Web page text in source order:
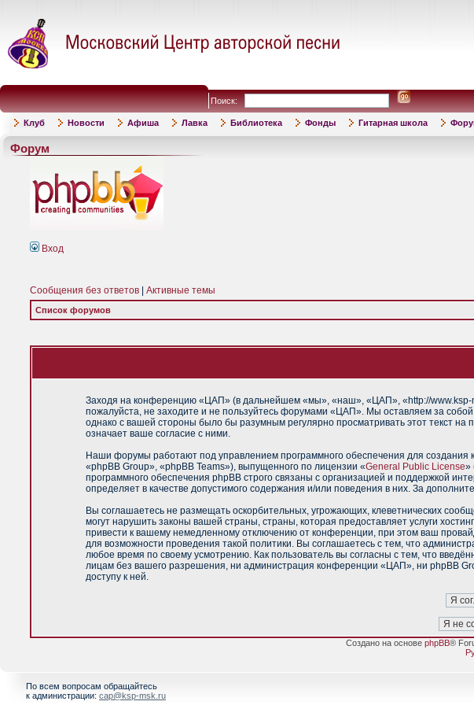
Поиск:
Клуб Новости Афиша Лавка Библиотека Фонды Гитарная школа
Форум
Вход
Сообщения без ответов Активные темы
Список форумов
Заходя на конференцию «ЦАП» (в дальнейшем «мы», «наш», «ЦАП», «http://www.ksp-
пожалуйста, не заходите и не пользуйтесь форумами «ЦАП». Мы оставляем за
однако с вашей стороны было бы разумным регулярно просматривать этот текст
означает ваше согласие с ними.
Наши форумы работают под управлением программного обеспечения для
«phpBB Group», «phpBB Teams»), выпущенного по лицензии «General Public License»
программного обеспечения phpBB строго связаны с организацией и поддержкой
определяет в качестве допустимого содержания и/или поведения в них. За
Вы соглашаетесь не размещать оскорбительных, угрожающих, клеветнических
могут нарушить законы вашей страны, страны, которая предоставляет услуги
привести к вашему немедленному отключению от конференции, при этом ваш
для возможности проведения такой политики. Вы соглашаетесь с тем, что
любое время по своему усмотрению. Как пользователь вы согласны с тем, что
лицам без вашего разрешения, ни администрация конференции «ЦАП», ни phpBB
доступу к ней.
Создано на основе phpBB®
По всем вопросам обращайтесь
к администрации: cap@ksp-msk.ru